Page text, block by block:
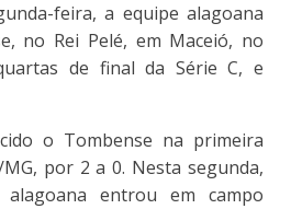
feira, a equipe alagoana
no Rei Pelé, em Maceió, no
de final da Série C, e
o Tombense na primeira
por 2 a 0. Nesta segunda,
entrou em campo